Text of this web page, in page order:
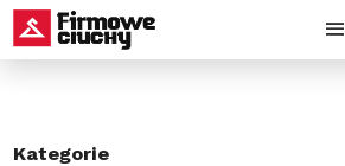
Kategorie